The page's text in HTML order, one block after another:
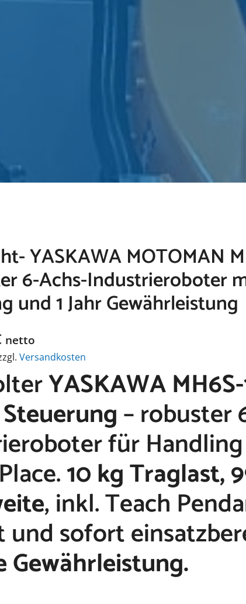
YASKAWA MOTOMAN
6-Achs-Industrieroboter
und 1 Jahr Gewährleistung
netto
Versandkosten
YASKAWA
– robuster
für
10 kg Traglast,
, inkl. Teach
sofort
Gewährleistung.